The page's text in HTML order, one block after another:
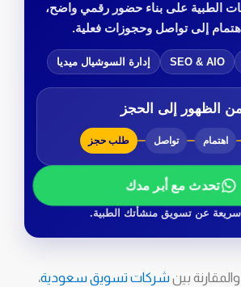
الطبية على بناء حضور رقمي واضح،
إلى تواصل وحجوزات فعلية.
SEO & AIO إدارة السوشيال ميديا
الظهور إلى الحجز
اهتمام تواصل طلب حجز
تحدث مع أبر مدك
سريعة عن تسويق منشأتك الطبية.
بينشركات تسويق سعودية،